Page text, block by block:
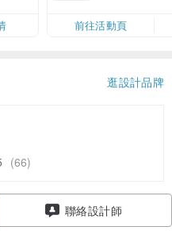
前往活動頁
逛設計品牌
(66)
聯絡設計師